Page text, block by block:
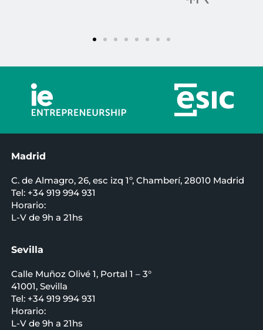
Madrid
C. de Almagro, 26, esc izq 1º, Chamberí, 28010 Madrid
Tel: +34 919 994 931
Horario:
L-V de 9h a 21hs
Sevilla
Calle Muñoz Olivé 1, Portal 1 – 3°
41001, Sevilla
Tel: +34 919 994 931
Horario:
L-V de 9h a 21hs